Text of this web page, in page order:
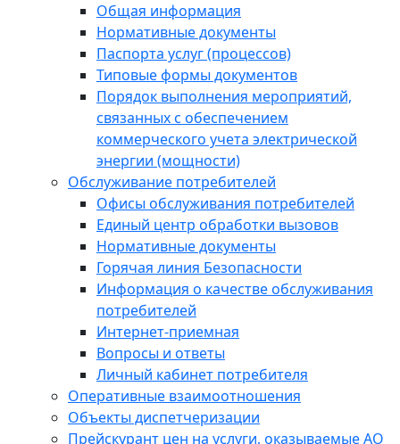
Общая информация
Нормативные документы
Паспорта услуг (процессов)
Типовые формы документов
Порядок выполнения мероприятий,
связанных с обеспечением
коммерческого учета электрической
энергии (мощности)
Обслуживание потребителей
Офисы обслуживания потребителей
Единый центр обработки вызовов
Нормативные документы
Горячая линия Безопасности
Информация о качестве обслуживания
потребителей
Интернет-приемная
Вопросы и ответы
Личный кабинет потребителя
Оперативные взаимоотношения
Объекты диспетчеризации
Прейскурант цен на услуги, оказываемые АО